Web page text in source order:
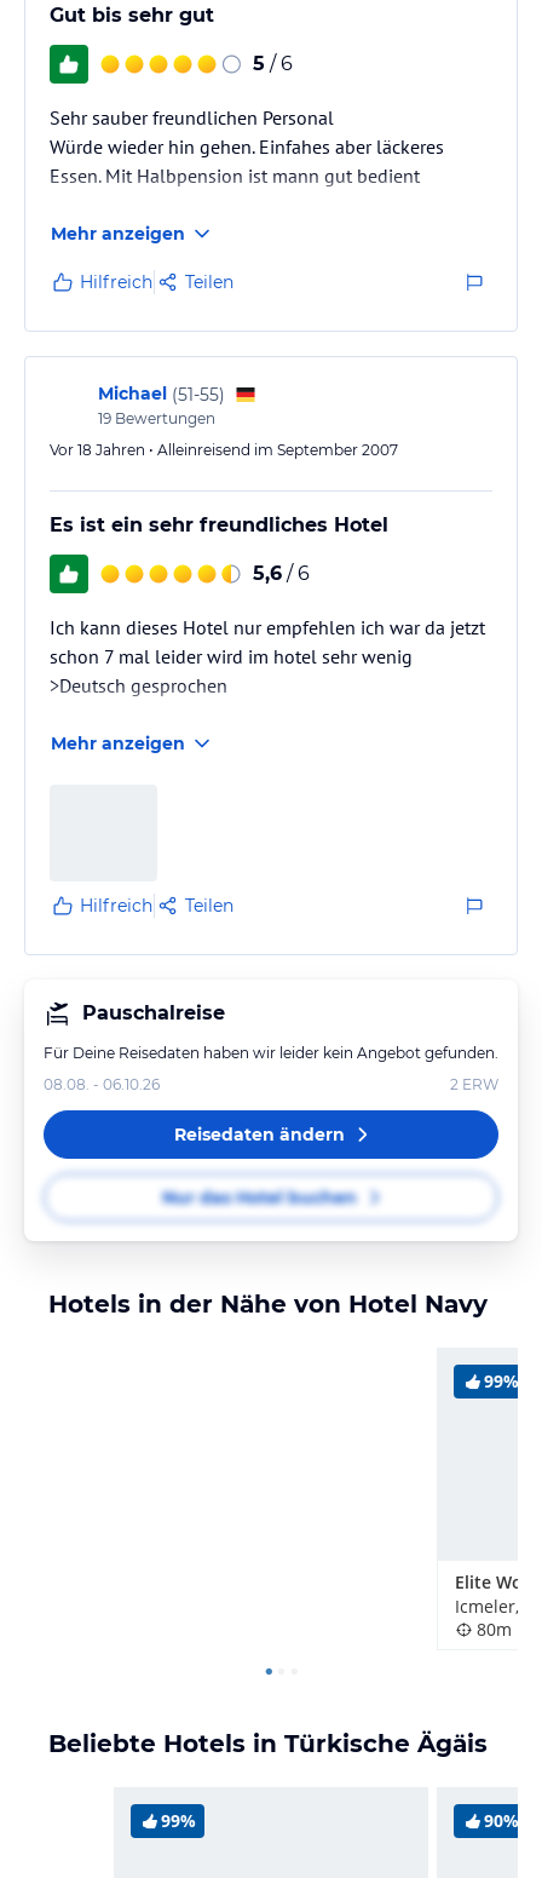
Gut bis sehr gut
5 / 6
Sehr sauber freundlichen Personal
Würde wieder hin gehen. Einfahes aber läckeres
Essen. Mit Halbpension ist mann gut bedient
Mehr anzeigen
Hilfreich Teilen
Michael (51-55)
19 Bewertungen
Vor 18 Jahren • Alleinreisend im September 2007
Es ist ein sehr freundliches Hotel
5,6 / 6
Ich kann dieses Hotel nur empfehlen ich war da jetzt
schon 7 mal leider wird im hotel sehr wenig
>Deutsch gesprochen
Mehr anzeigen
Hilfreich Teilen
Pauschalreise
Für Deine Reisedaten haben wir leider kein Angebot gefunden.
08.08. - 06.10.26
2 ERW
Reisedaten ändern
Nur das Hotel buchen
Hotels in der Nähe von Hotel Navy
99%
Icmeler,
80m
Beliebte Hotels in Türkische Ägäis
99% 90%